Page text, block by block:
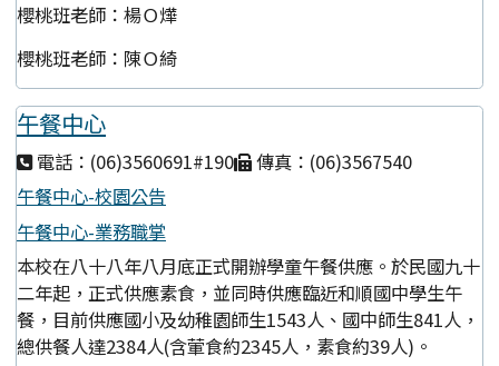
櫻桃班老師：楊Ｏ燁
櫻桃班老師：陳Ｏ綺
午餐中心
電話：(06)3560691#190
傳真：(06)3567540
午餐中心-校園公告
午餐中心-業務職掌
本校在八十八年八月底正式開辦學童午餐供應。於民國九十
二年起，正式供應素食，並同時供應臨近和順國中學生午
餐，目前供應國小及幼稚園師生1543人、國中師生841人，
總供餐人達2384人(含葷食約2345人，素食約39人)。